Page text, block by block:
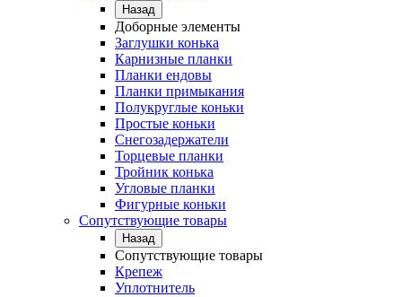
Назад
Доборные элементы
Заглушки конька
Карнизные планки
Планки ендовы
Планки примыкания
Полукруглые коньки
Простые коньки
Снегозадержатели
Торцевые планки
Тройник конька
Угловые планки
Фигурные коньки
Сопутствующие товары
Назад
Сопутствующие товары
Крепеж
Уплотнитель